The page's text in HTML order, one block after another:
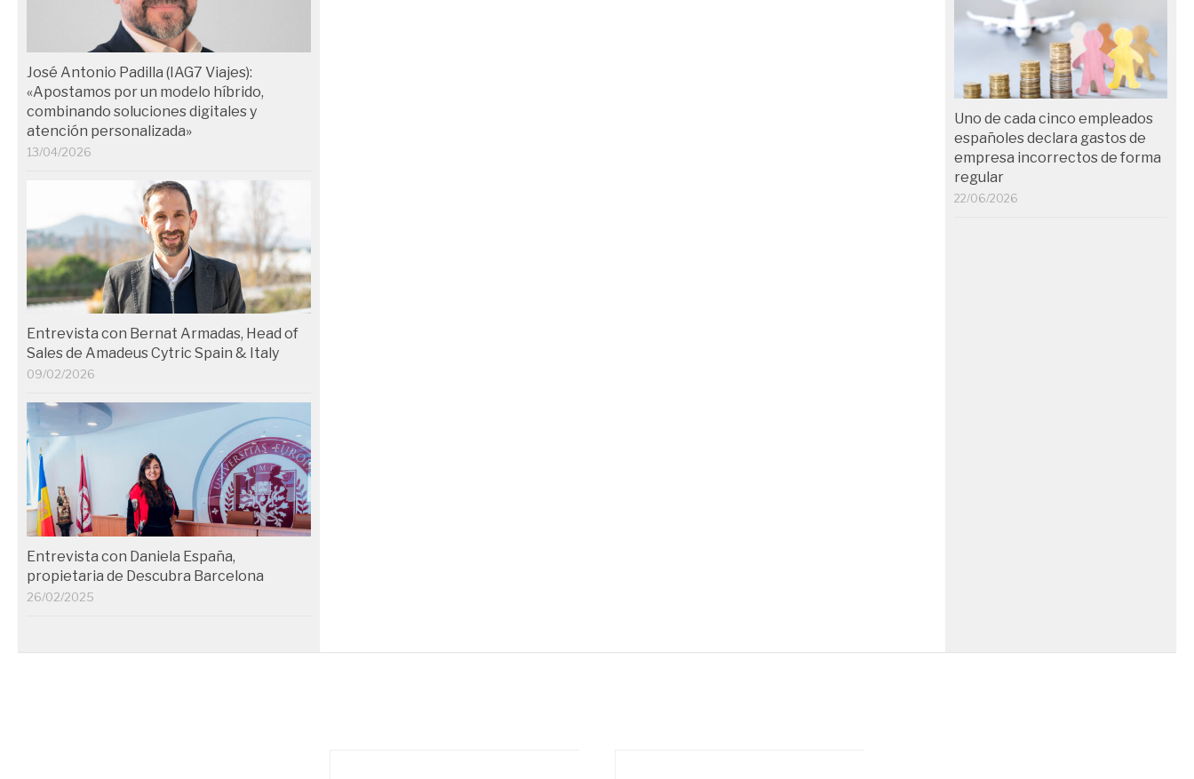
José Antonio Padilla (IAG7 Viajes):
«Apostamos por un modelo híbrido,
combinando soluciones digitales y
atención personalizada»
13/04/2026
Entrevista con Bernat Armadas, Head of
Sales de Amadeus Cytric Spain & Italy
09/02/2026
Entrevista con Daniela España,
propietaria de Descubra Barcelona
26/02/2025
Uno de cada cinco empleados
españoles declara gastos de
empresa incorrectos de forma
regular
22/06/2026